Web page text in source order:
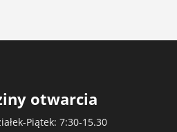
otwarcia
Piątek: 7:30-15.30